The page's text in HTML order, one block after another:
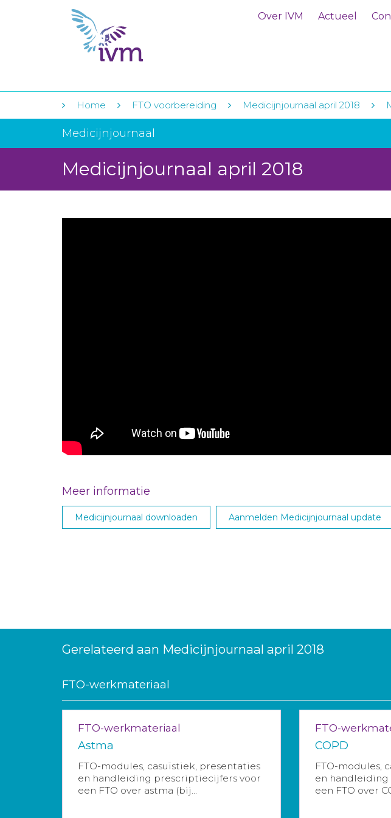
Over IVM Actueel
Home FTO voorbereiding Medicijnjournaal april 2018
Medicijnjournaal
Medicijnjournaal april 2018
Meer informatie
Medicijnjournaal downloaden Aanmelden Medicijnjournaal update
Gerelateerd aan Medicijnjournaal april 2018
FTO-werkmateriaal
FTO-werkmateriaal
Astma
FTO-modules, casuïstiek, presentaties
en handleiding prescriptiecijfers voor
een FTO over astma (bij...
FTO-
COPD
FTO-modules,
en
een FTO over